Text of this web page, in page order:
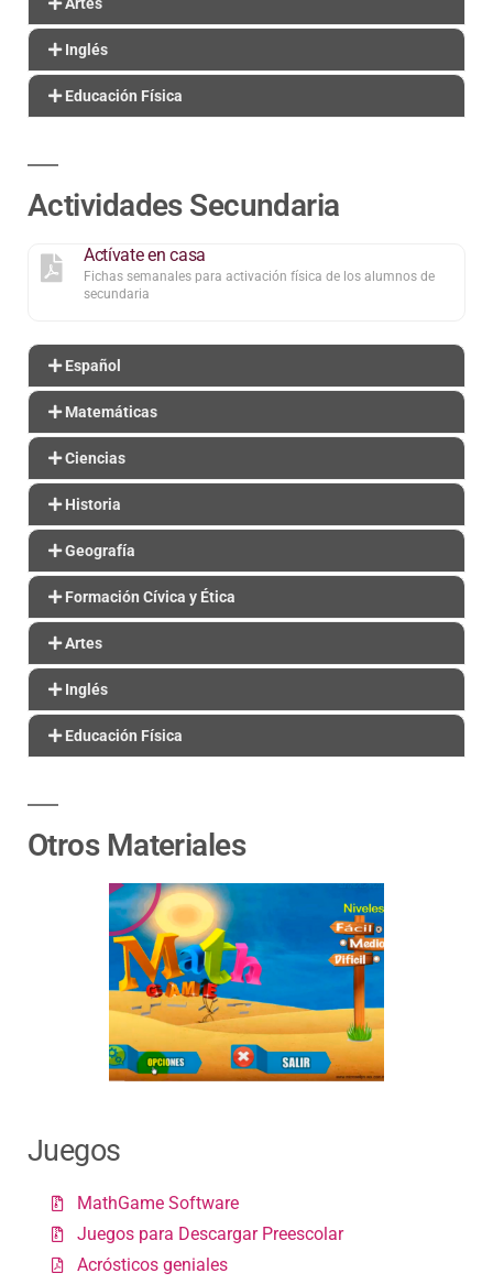
Inglés
Educación Física
Actividades Secundaria
Actívate en casa
Fichas semanales para activación física de los alumnos de
secundaria
Español
Matemáticas
Ciencias
Historia
Geografía
Formación Cívica y Ética
Artes
Inglés
Educación Física
Otros Materiales
Juegos
MathGame Software
Juegos para Descargar Preescolar
Acrósticos geniales